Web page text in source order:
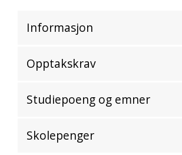
Informasjon
Opptakskrav
Studiepoeng og emner
Skolepenger